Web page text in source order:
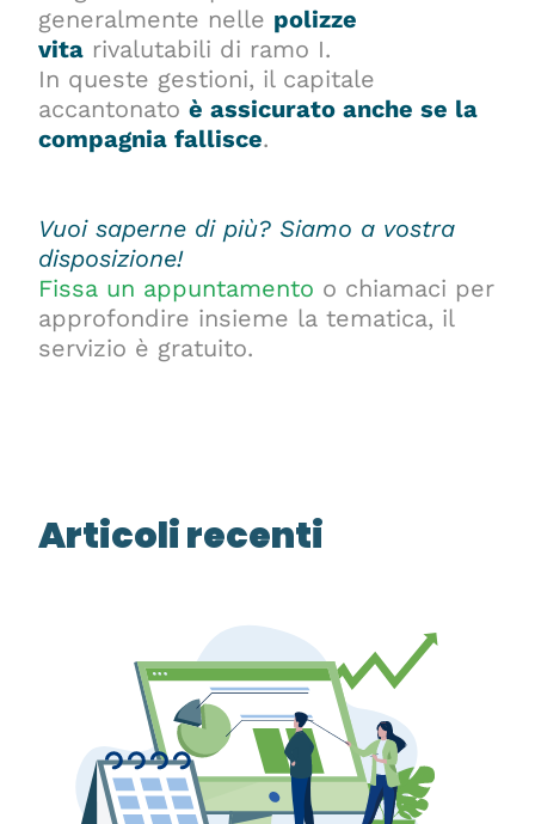
generalmente nelle polizze
vita rivalutabili di ramo I.
In queste gestioni, il capitale
accantonatoè assicurato anche se la
compagnia fallisce.
Vuoi saperne di più? Siamo a vostra
disposizione!
Fissa un appuntamento o chiamaci per
approfondire insieme la tematica, il
servizio è gratuito.
Articoli recenti